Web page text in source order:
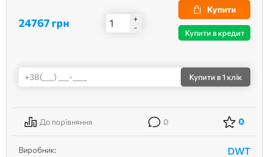
24767 грн
+
-
Купити
Купити в кредит
Купити в 1 клік
До порівняння 0 0
Виробник: DWT